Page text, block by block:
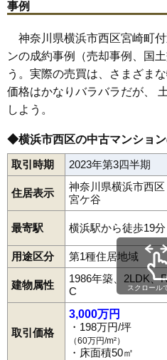
事例
神奈川県横浜市西区宮崎町
ンの成約事例（売却事例、国
う。実際の売買は、さまざま
価格はかなりバラバラだが、
しよう。
◆横浜市西区の中古マンション
取引時期 2023年第3四半期
住居表示
神奈川県横浜市西区
宮ケ谷
最寄駅 横浜駅から徒歩19分
用途区分 第1種住居地域
建物属性
1986年築、2LDK、
C
取引価格
3,000万円
・198万円/坪
（60万円/m²）
・床面積50㎡
スクロール